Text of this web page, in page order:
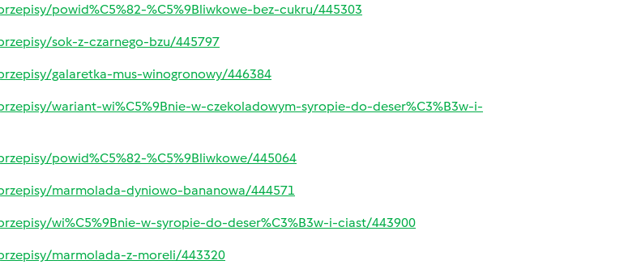
powid%C5%82-%C5%9Bliwkowe-bez-cukru/445303
sok-z-czarnego-bzu/445797
galaretka-mus-winogronowy/446384
wariant-wi%C5%9Bnie-w-czekoladowym-syropie-do-deser%C3%B3w-i-
powid%C5%82-%C5%9Bliwkowe/445064
marmolada-dyniowo-bananowa/444571
wi%C5%9Bnie-w-syropie-do-deser%C3%B3w-i-ciast/443900
marmolada-z-moreli/443320